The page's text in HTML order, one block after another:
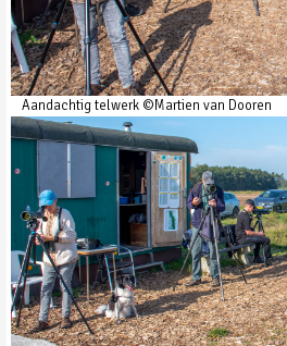
Aandachtig telwerk ©Martien van Dooren